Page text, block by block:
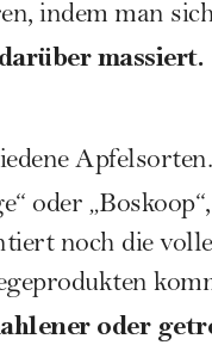
indem man
massiert.
Apfelsorten.
oder
noch die
oder